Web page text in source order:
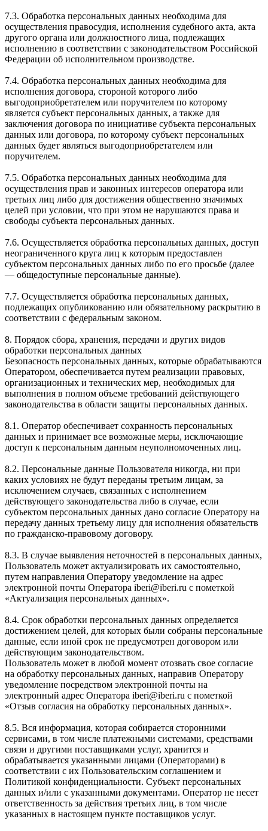
7.3. Обработка персональных данных необходима для
осуществления правосудия, исполнения судебного акта, акта
другого органа или должностного лица, подлежащих
исполнению в соответствии с законодательством Российской
Федерации об исполнительном производстве.
7.4. Обработка персональных данных необходима для
исполнения договора, стороной которого либо
выгодоприобретателем или поручителем по которому
является субъект персональных данных, а также для
заключения договора по инициативе субъекта персональных
данных или договора, по которому субъект персональных
данных будет являться выгодоприобретателем или
поручителем.
7.5. Обработка персональных данных необходима для
осуществления прав и законных интересов оператора или
третьих лиц либо для достижения общественно значимых
целей при условии, что при этом не нарушаются права и
свободы субъекта персональных данных.
7.6. Осуществляется обработка персональных данных, доступ
неограниченного круга лиц к которым предоставлен
субъектом персональных данных либо по его просьбе (далее
— общедоступные персональные данные).
7.7. Осуществляется обработка персональных данных,
подлежащих опубликованию или обязательному раскрытию в
соответствии с федеральным законом.
8. Порядок сбора, хранения, передачи и других видов
обработки персональных данных
Безопасность персональных данных, которые обрабатываются
Оператором, обеспечивается путем реализации правовых,
организационных и технических мер, необходимых для
выполнения в полном объеме требований действующего
законодательства в области защиты персональных данных.
8.1. Оператор обеспечивает сохранность персональных
данных и принимает все возможные меры, исключающие
доступ к персональным данным неуполномоченных лиц.
8.2. Персональные данные Пользователя никогда, ни при
каких условиях не будут переданы третьим лицам, за
исключением случаев, связанных с исполнением
действующего законодательства либо в случае, если
субъектом персональных данных дано согласие Оператору на
передачу данных третьему лицу для исполнения обязательств
по гражданско-правовому договору.
8.3. В случае выявления неточностей в персональных данных,
Пользователь может актуализировать их самостоятельно,
путем направления Оператору уведомление на адрес
электронной почты Оператора iberi@iberi.ru с пометкой
«Актуализация персональных данных».
8.4. Срок обработки персональных данных определяется
достижением целей, для которых были собраны персональные
данные, если иной срок не предусмотрен договором или
действующим законодательством.
Пользователь может в любой момент отозвать свое согласие
на обработку персональных данных, направив Оператору
уведомление посредством электронной почты на
электронный адрес Оператора iberi@iberi.ru с пометкой
«Отзыв согласия на обработку персональных данных».
8.5. Вся информация, которая собирается сторонними
сервисами, в том числе платежными системами, средствами
связи и другими поставщиками услуг, хранится и
обрабатывается указанными лицами (Операторами) в
соответствии с их Пользовательским соглашением и
Политикой конфиденциальности. Субъект персональных
данных и/или с указанными документами. Оператор не несет
ответственность за действия третьих лиц, в том числе
указанных в настоящем пункте поставщиков услуг.